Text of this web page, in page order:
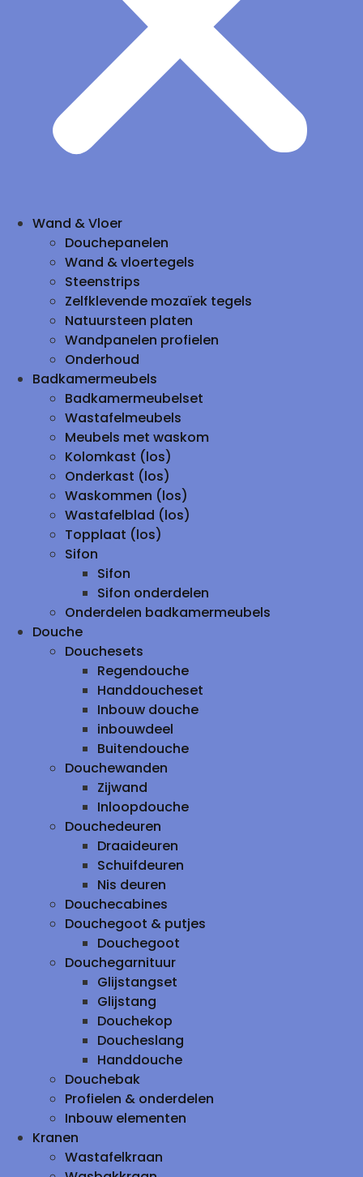
Wand & Vloer
Douchepanelen
Wand & vloertegels
Steenstrips
Zelfklevende mozaïek tegels
Natuursteen platen
Wandpanelen profielen
Onderhoud
Badkamermeubels
Badkamermeubelset
Wastafelmeubels
Meubels met waskom
Kolomkast (los)
Onderkast (los)
Waskommen (los)
Wastafelblad (los)
Topplaat (los)
Sifon
Sifon
Sifon onderdelen
Onderdelen badkamermeubels
Douche
Douchesets
Regendouche
Handdoucheset
Inbouw douche
inbouwdeel
Buitendouche
Douchewanden
Zijwand
Inloopdouche
Douchedeuren
Draaideuren
Schuifdeuren
Nis deuren
Douchecabines
Douchegoot & putjes
Douchegoot
Douchegarnituur
Glijstangset
Glijstang
Douchekop
Doucheslang
Handdouche
Douchebak
Profielen & onderdelen
Inbouw elementen
Kranen
Wastafelkraan